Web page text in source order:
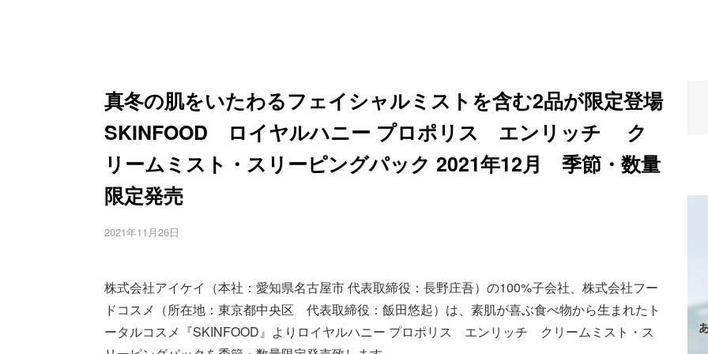
真冬の肌をいたわるフェイシャルミストを含む2品が限定登場
SKINFOOD ロイヤルハニー プロポリス エンリッチ ク
リームミスト・スリーピングパック 2021年12月 季節・数量
限定発売
2021年11月26日
株式会社アイケイ（本社：愛知県名古屋市 代表取締役：長野庄吾）の100%子会社、株式会社フー
ドコスメ（所在地：東京都中央区 代表取締役：飯田悠起）は、素肌が喜ぶ食べ物から生まれたト
ータルコスメ『SKINFOOD』よりロイヤルハニー プロポリス エンリッチ クリームミスト・ス